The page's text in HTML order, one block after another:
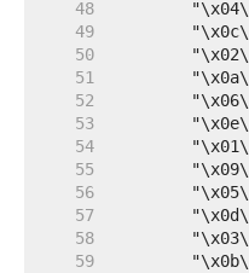
    48
    49
    50
    51
    52
    53
    54
    55
    56
    57
    58
    59